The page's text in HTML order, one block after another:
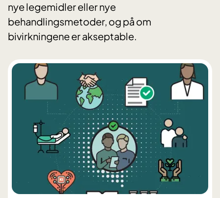
nye legemidler eller nye
behandlingsmetoder, og på om
bivirkningene er akseptable.